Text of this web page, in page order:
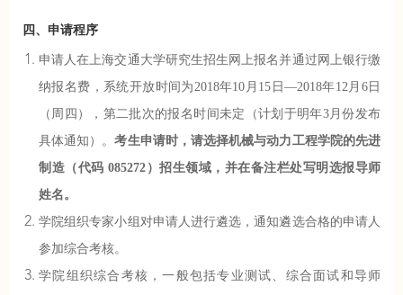
四、申请程序
申请人在上海交通大学研究生招生网上报名并通过网上银行缴
纳报名费，系统开放时间为2018年10月15日—2018年12月6日
（周四），第二批次的报名时间未定（计划于明年3月份发布
具体通知）。考生申请时，请选择机械与动力工程学院的先进
制造（代码 085272）招生领域，并在备注栏处写明选报导师
姓名。
学院组织专家小组对申请人进行遴选，通知遴选合格的申请人
参加综合考核。
学院组织综合考核，一般包括专业测试、综合面试和导师